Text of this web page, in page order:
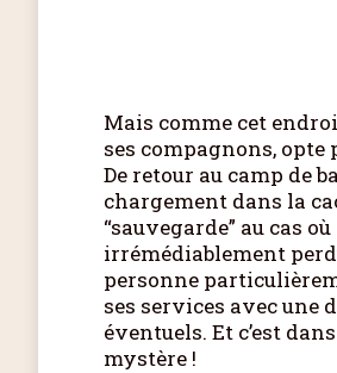
Mais comme cet
ses compagnons,
De retour au camp de
chargement dans la
“sauvegarde” au cas
irrémédiablement
personne
ses services avec
éventuels. Et c’est
mystère !